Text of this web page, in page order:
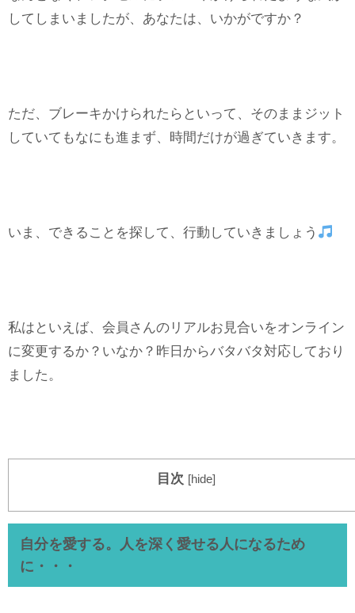
してしまいましたが、あなたは、いかがですか？
ただ、ブレーキかけられたらといって、そのままジット
していてもなにも進まず、時間だけが過ぎていきます。
いま、できることを探して、行動していきましょう
私はといえば、会員さんのリアルお見合いをオンライン
に変更するか？いなか？昨日からバタバタ対応しており
ました。
目次 [hide]
自分を愛する。人を深く愛せる人になるため
に・・・